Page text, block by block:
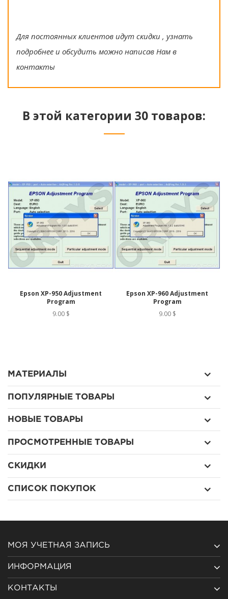
Для постоянных клиентов идут скидки , узнать
подробнее и обсудить можно написав Нам в
контакты
В этой категории 30 товаров:
Epson XP-950 Adjustment
Program
9.00 $
Epson XP-960 Adjustment
Program
9.00 $
МАТЕРИАЛЫ
ПОПУЛЯРНЫЕ ТОВАРЫ
НОВЫЕ ТОВАРЫ
ПРОСМОТРЕННЫЕ ТОВАРЫ
СКИДКИ
СПИСОК ПОКУПОК
МОЯ УЧЕТНАЯ ЗАПИСЬ
ИНФОРМАЦИЯ
КОНТАКТЫ